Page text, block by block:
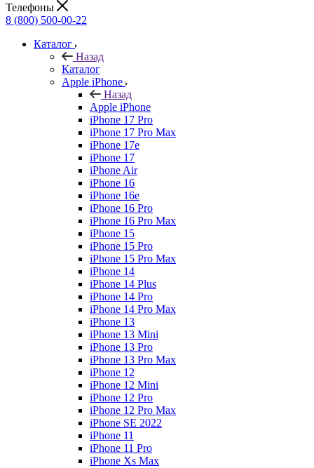
Телефоны
8 (800) 500-00-22
Каталог
Назад
Каталог
Apple iPhone
Назад
Apple iPhone
iPhone 17 Pro
iPhone 17 Pro Max
iPhone 17e
iPhone 17
iPhone Air
iPhone 16
iPhone 16e
iPhone 16 Pro
iPhone 16 Pro Max
iPhone 15
iPhone 15 Pro
iPhone 15 Pro Max
iPhone 14
iPhone 14 Plus
iPhone 14 Pro
iPhone 14 Pro Max
iPhone 13
iPhone 13 Mini
iPhone 13 Pro
iPhone 13 Pro Max
iPhone 12
iPhone 12 Mini
iPhone 12 Pro
iPhone 12 Pro Max
iPhone SE 2022
iPhone 11
iPhone 11 Pro
iPhone Xs Max